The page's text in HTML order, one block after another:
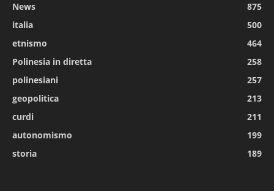
News
875
italia
500
etnismo
464
Polinesia in diretta
258
polinesiani
257
geopolitica
213
curdi
211
autonomismo
199
storia
189